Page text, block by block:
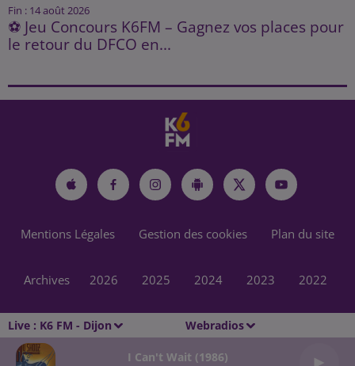
Live : K6 FM - Dijon Webradios
I Can't Wait (1986)
Fin : 14 août 2026
⚽ Jeu Concours K6FM – Gagnez vos places pour
le retour du DFCO en...
Mentions Légales Gestion des cookies Plan du site
Archives 2026 2025 2024 2023 2022